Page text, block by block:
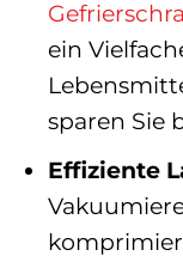
ein
sparen Sie
Effiziente